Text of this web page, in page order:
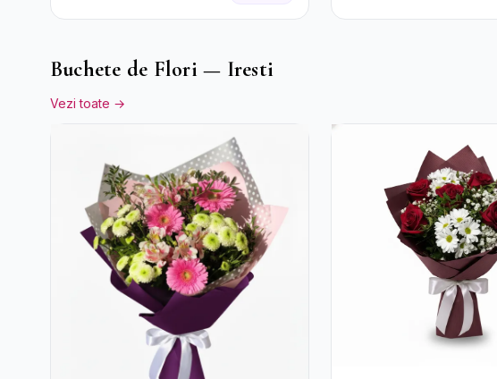
de Trandafiri Roșii
Albe și Galbene
Buchete de Flori — Iresti
Vezi toate →